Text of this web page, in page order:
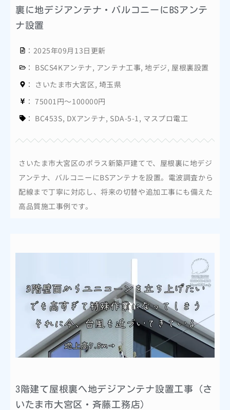
裏に地デジアンテナ・バルコニーにBSアンテ
ナ設置
：2025年09月13日更新
： BSCS4Kアンテナ, アンテナ工事,地デジ, 屋根裏設置
： さいたま市大宮区, 埼玉県
： 75001円～100000円
： BC453S, DXアンテナ, SDA-5-1, マスプロ電工
さいたま市大宮区のポラス新築戸建てで、屋根裏に地デジ
アンテナ、バルコニーにBSアンテナを設置。電波調査から
配線まで丁寧に対応し、将来の切替や追加工事にも備えた
高品質施工事例です。
3階建て屋根裏へ地デジアンテナ設置工事（さ
いたま市大宮区・斉藤工務店）